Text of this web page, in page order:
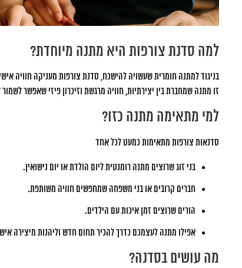
למה סדנת צורפות היא מתנה מיוחדת?
בניגוד למתנה חומרית שעשויה להישכח, סדנת צורפות מעניקה חוויה
זו מתנה שמחברת בין יצירתיות, חוויה מרגשת וזיכרון פיזי שאפשר
למי מתאימה מתנה כזו?
סדנאות צורפות מתאימות כמעט לכל אחד
בני זוג שרוצים מתנה רומנטית ליום הולדת או יום נישואין.
חברים קרובים או בני משפחה שמחפשים חוויה משותפת.
הורים שרוצים זמן איכות עם הילדים.
אפילו מתנה לעצמכם כדרך להכיר תחום חדש וליהנות מיצירה
מה עושים בסדנה?